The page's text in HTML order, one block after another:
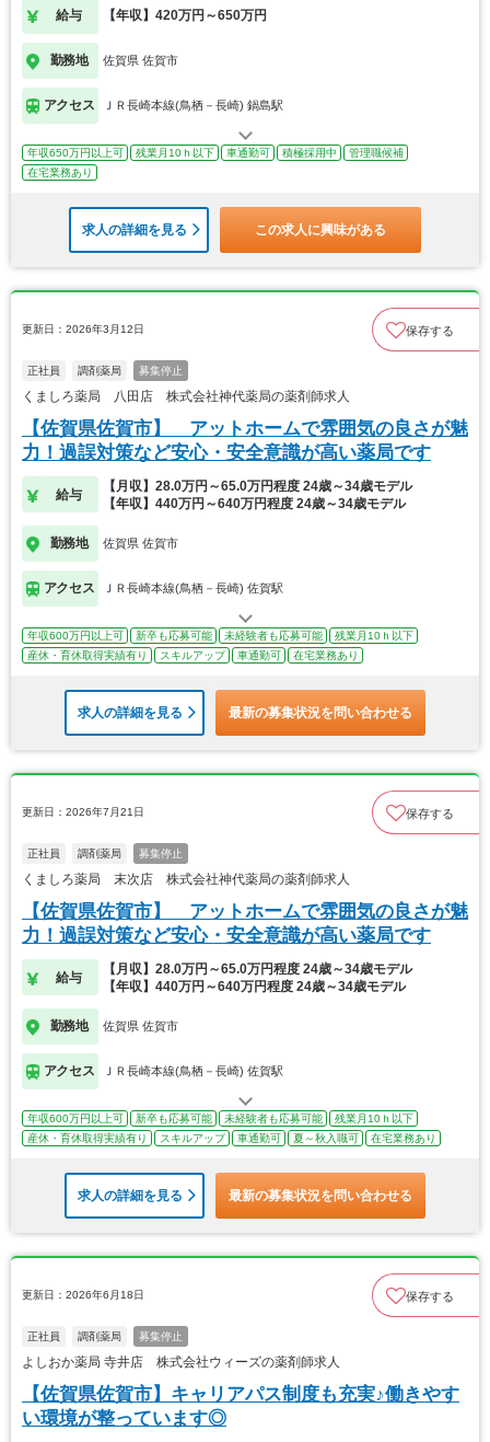
給与 【年収】420万円～650万円
勤務地 佐賀県 佐賀市
アクセス ＪＲ長崎本線(鳥栖－長崎) 鍋島駅
年収650万円以上可 残業月10ｈ以下 車通勤可 積極採用中
管理職候補
在宅業務あり
求人の詳細を見る この求人に興味がある
更新日：2026年3月12日 保存する
正社員 調剤薬局 募集停止
くましろ薬局 八田店 株式会社神代薬局の薬剤師求人
【佐賀県佐賀市】 アットホームで雰囲気の良さが魅
力！過誤対策など安心・安全意識が高い薬局です
給与
【月収】28.0万円～65.0万円程度 24歳～34歳モデル
【年収】440万円～640万円程度 24歳～34歳モデル
勤務地 佐賀県 佐賀市
アクセス ＪＲ長崎本線(鳥栖－長崎) 佐賀駅
年収600万円以上可 新卒も応募可能 未経験者も応募可能
残業月10ｈ以下
産休・育休取得実績有り
スキルアップ 車通勤可 在宅業務あり
求人の詳細を見る 最新の募集状況を問い合わせる
更新日：2026年7月21日 保存する
正社員 調剤薬局 募集停止
くましろ薬局 末次店 株式会社神代薬局の薬剤師求人
【佐賀県佐賀市】 アットホームで雰囲気の良さが魅
力！過誤対策など安心・安全意識が高い薬局です
給与
【月収】28.0万円～65.0万円程度 24歳～34歳モデル
【年収】440万円～640万円程度 24歳～34歳モデル
勤務地 佐賀県 佐賀市
アクセス ＪＲ長崎本線(鳥栖－長崎) 佐賀駅
年収600万円以上可 新卒も応募可能 未経験者も応募可能
残業月10ｈ以下
産休・育休取得実績有り
スキルアップ 車通勤可 夏～秋入職可 在宅業務あり
求人の詳細を見る 最新の募集状況を問い合わせる
更新日：2026年6月18日 保存する
正社員 調剤薬局 募集停止
よしおか薬局 寺井店 株式会社ウィーズの薬剤師求人
【佐賀県佐賀市】キャリアパス制度も充実♪働きやす
い環境が整っています◎